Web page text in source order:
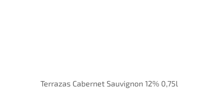
Terrazas Cabernet Sauvignon 12% 0,75l